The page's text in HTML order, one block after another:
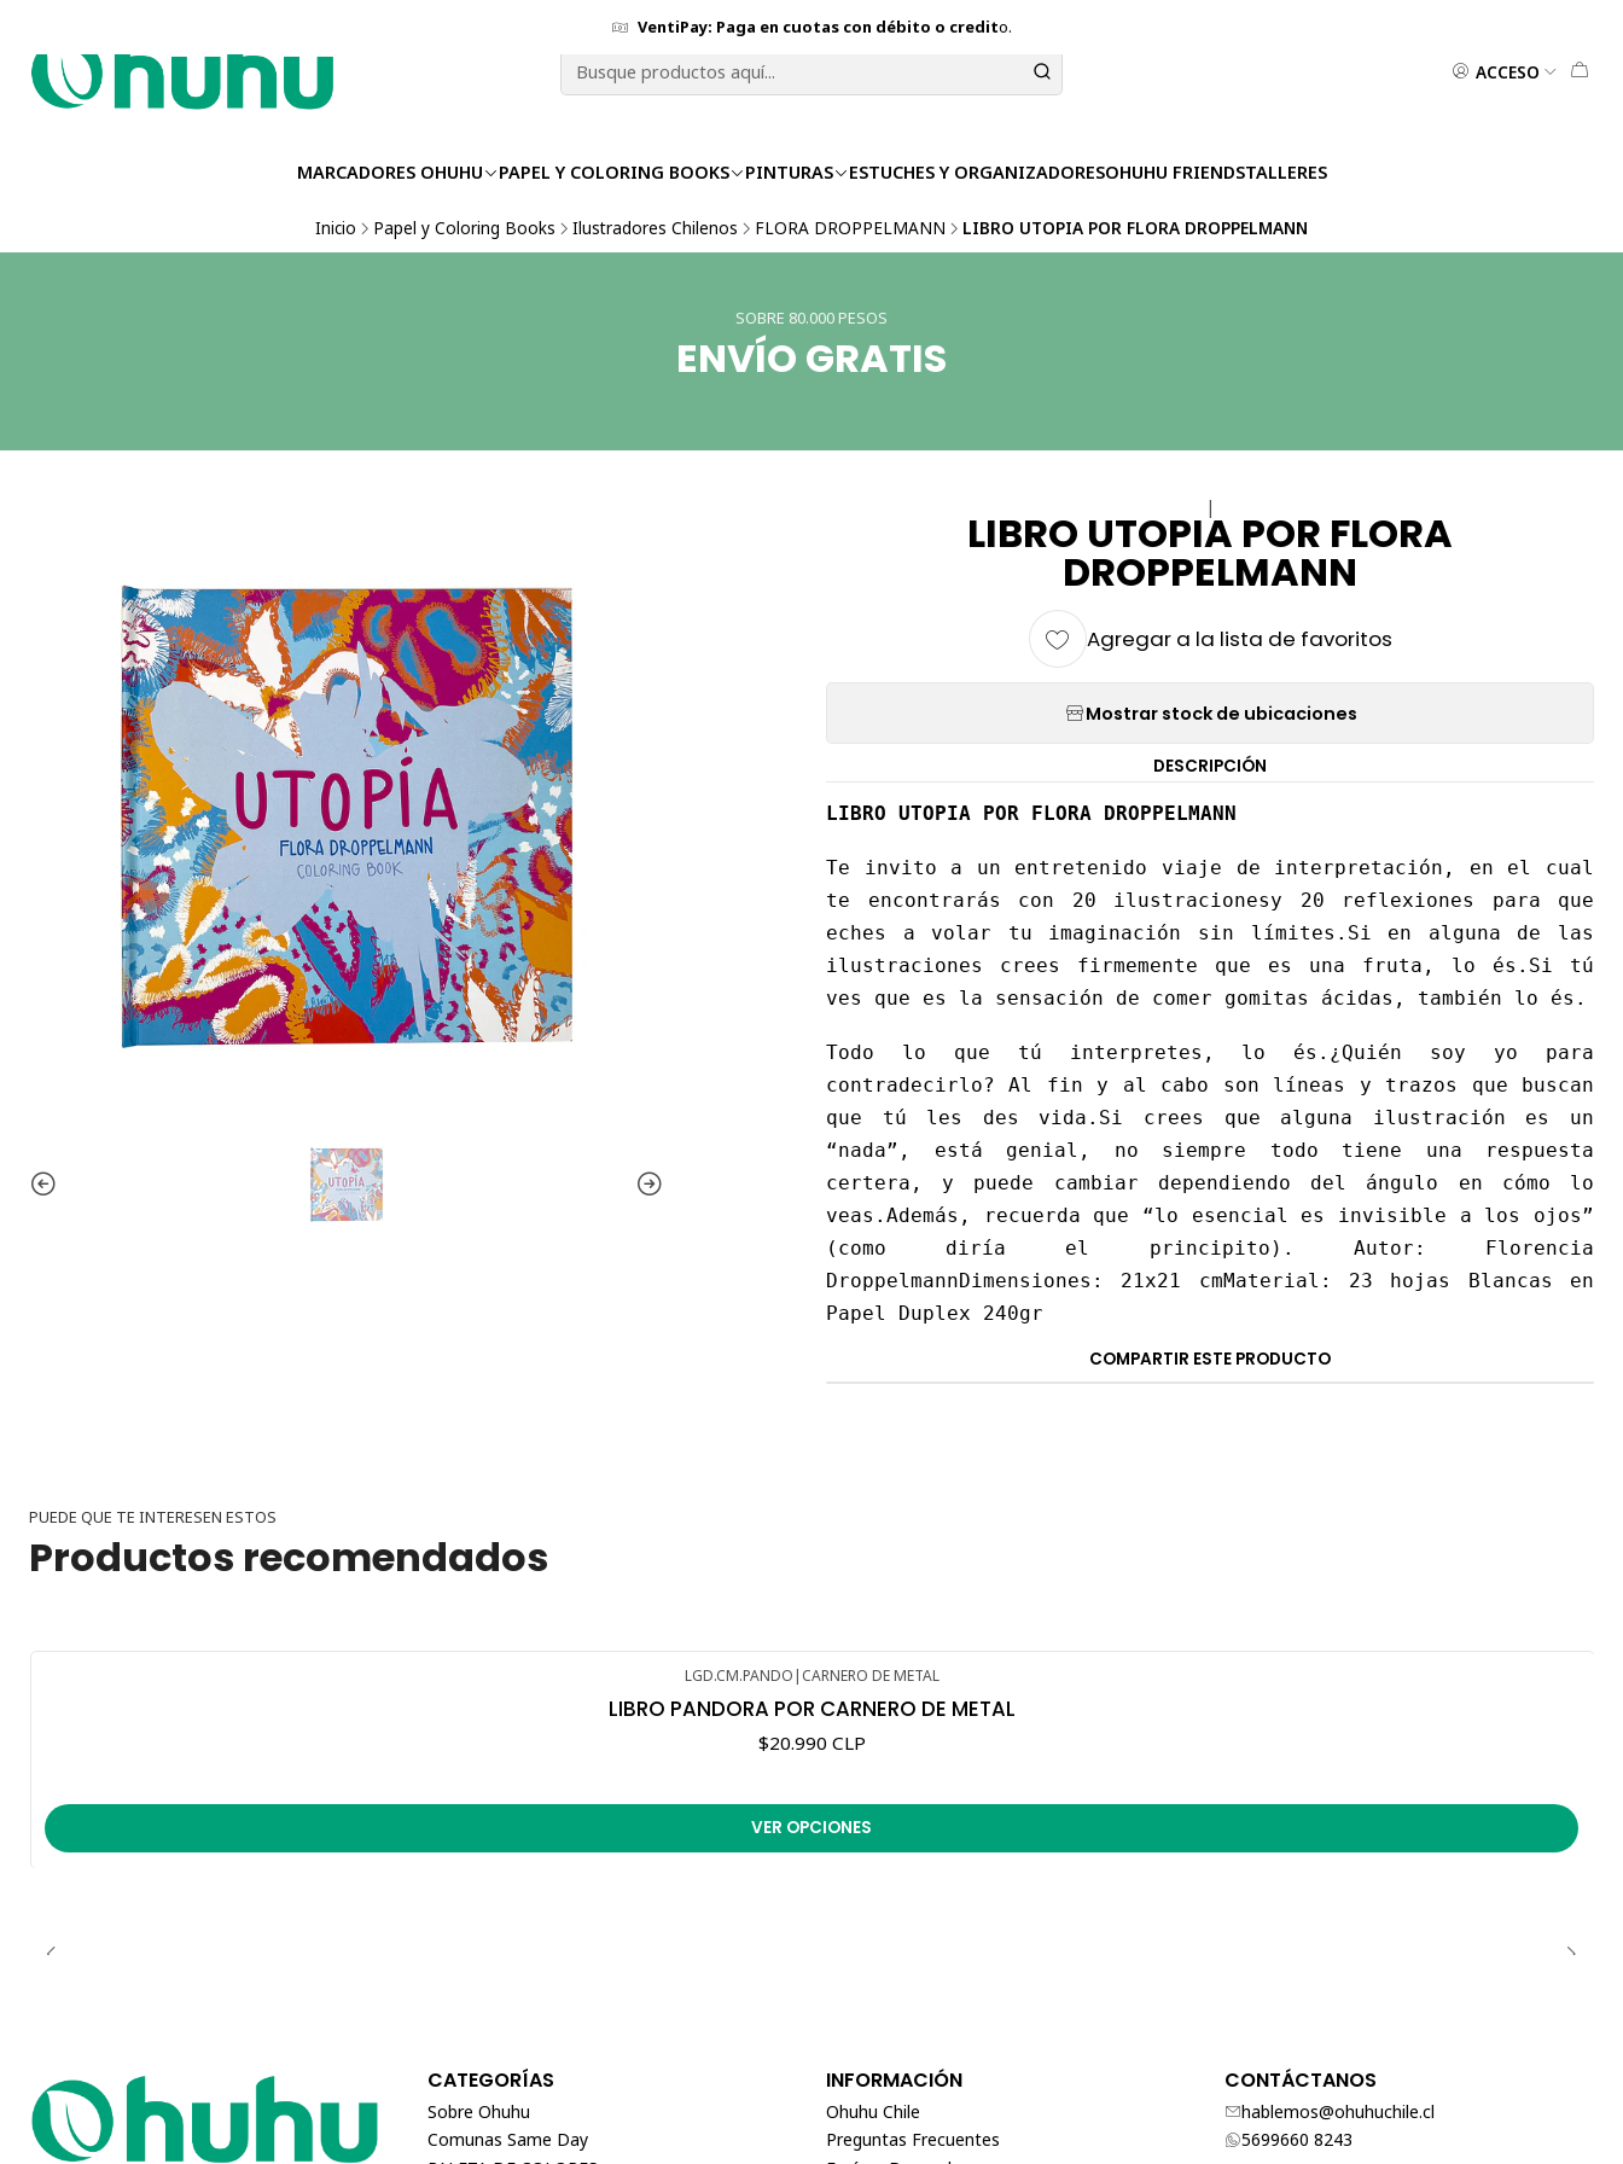
ACCESO
MARCADORES OHUHU PAPEL Y COLORING BOOKS PINTURAS ESTUCHES Y ORGANIZADORESOHUHU FRIENDSTALLERES
VentiPay: Paga en cuotas con débito o credito.
Inicio Papel y Coloring Books Ilustradores Chilenos FLORA DROPPELMANN LIBRO UTOPIA POR FLORA DROPPELMANN
SOBRE 80.000 PESOS
ENVÍO GRATIS
|
LIBRO UTOPIA POR FLORA
DROPPELMANN
Agregar a la lista de favoritos
Mostrar stock de ubicaciones
DESCRIPCIÓN
LIBRO UTOPIA POR FLORA DROPPELMANN
Te invito a un entretenido viaje de interpretación, en el cual
te encontrarás con 20 ilustracionesy 20 reflexiones para que
eches a volar tu imaginación sin límites.Si en alguna de las
ilustraciones crees firmemente que es una fruta, lo és.Si tú
ves que es la sensación de comer gomitas ácidas, también lo és.
Todo lo que tú interpretes, lo és.¿Quién soy yo para
contradecirlo? Al fin y al cabo son líneas y trazos que buscan
que tú les des vida.Si crees que alguna ilustración es un
“nada”, está genial, no siempre todo tiene una respuesta
certera, y puede cambiar dependiendo del ángulo en cómo lo
veas.Además, recuerda que “lo esencial es invisible a los ojos”
(como diría el principito). Autor: Florencia
DroppelmannDimensiones: 21x21 cmMaterial: 23 hojas Blancas en
Papel Duplex 240gr
COMPARTIR ESTE PRODUCTO
PUEDE QUE TE INTERESEN ESTOS
Productos recomendados
LGD.CM.PANDO| CARNERO DE METAL
LIBRO PANDORA POR CARNERO DE METAL
$20.990 CLP
VER OPCIONES
CATEGORÍAS
Sobre Ohuhu
Comunas Same Day
INFORMACIÓN
Ohuhu Chile
Preguntas Frecuentes
CONTÁCTANOS
hablemos@ohuhuchile.cl
5699660 8243